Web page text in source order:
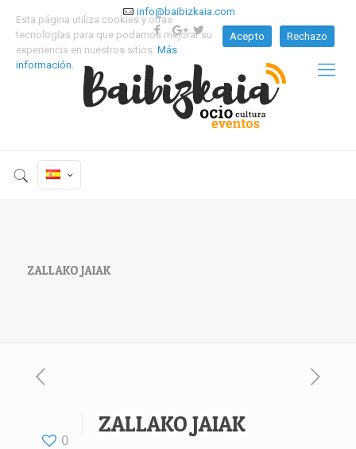
info@baibizkaia.com
ZALLAKO JAIAK
0
ZALLAKO JAIAK
Esta página utiliza cookies y otras
tecnologías para que podamos mejorar su
experiencia en nuestros sitios: Más
información.
Acepto Rechazo